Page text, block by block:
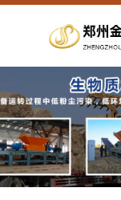
网站首页
产品中心
应用方案
解决方案
人力资源